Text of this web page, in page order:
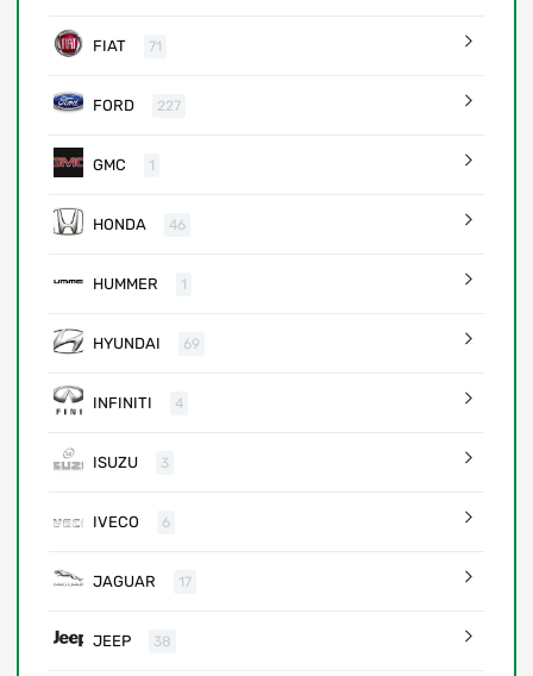
FIAT 71
FORD 227
GMC 1
HONDA 46
HUMMER 1
HYUNDAI 69
INFINITI 4
ISUZU 3
IVECO 6
JAGUAR 17
JEEP 38